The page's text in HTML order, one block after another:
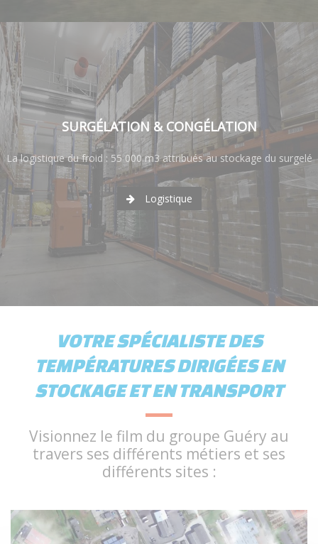
SURGÉLATION & CONGÉLATION
La logistique du froid : 55 000 m3 attribués au stockage du surgelé
Logistique
VOTRE SPÉCIALISTE DES
TEMPÉRATURES DIRIGÉES EN
STOCKAGE ET EN TRANSPORT
Visionnez le film du groupe Guéry au
travers ses différents métiers et ses
différents sites :